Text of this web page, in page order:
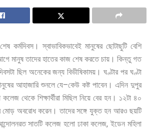
শেষ কর্মদিবস। স্বাভাবিকভাবেই মানুষের ছোটাছুটি বেশি
মানুষ তাদের হাতের কাজ শেষ করতে চায়। কিন্তু গত
ছিল অনেকের জন্য বিভীষিকাময়। ঘণ্টার পর ঘণ্টা
আহাজারি শুনলে যে–কেউ কষ্ট পাবেন। এদিন দুপুর
কলেজ থেকে শিক্ষার্থীরা মিছিল নিয়ে বের হন। ১২টা ৪০
মোড় অবরোধ করেন। তাদের সঙ্গে যুক্ত হন আরও ছয়টি
সাতটি কলেজ হলো ঢাকা কলেজ,ইডেন মহিলা